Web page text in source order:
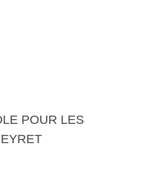
POUR LES